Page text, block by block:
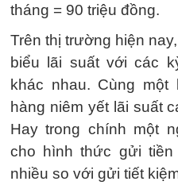
tháng = 90 triệu đồng.
Trên thị trường hiện
biểu lãi suất với các
khác nhau. Cùng
hàng niêm yết lãi suất
Hay trong chính một
cho hình thức gửi
nhiều so với gửi tiết